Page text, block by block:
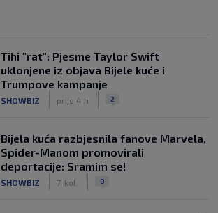
Tihi "rat": Pjesme Taylor Swift
uklonjene iz objava Bijele kuće i
Trumpove kampanje
SHOWBIZ prije 4 h 2
Bijela kuća razbjesnila fanove Marvela,
Spider-Manom promovirali
deportacije: Sramim se!
SHOWBIZ 7. kol. 0